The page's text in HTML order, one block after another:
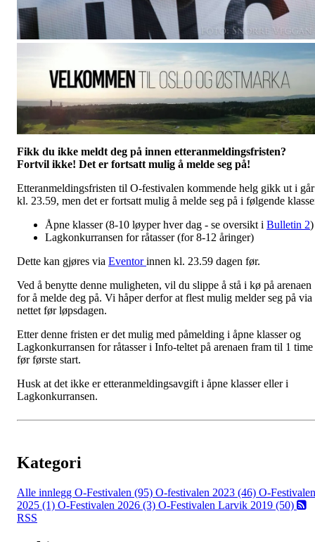
Fikk du ikke meldt deg på innen etteranmeldingsfristen?
Fortvil ikke! Det er fortsatt mulig å melde seg på!
Etteranmeldingsfristen til O-festivalen kommende helg gikk ut i går
kl. 23.59, men det er fortsatt mulig å melde seg på i følgende
Åpne klasser (8-10 løyper hver dag - se oversikt i Bulletin 2)
Lagkonkurransen for råtasser (for 8-12 åringer)
Dette kan gjøres via Eventorinnen kl. 23.59 dagen før.
Ved å benytte denne muligheten, vil du slippe å stå i kø på arenaen
for å melde deg på. Vi håper derfor at flest mulig melder seg på via
nettet før løpsdagen.
Etter denne fristen er det mulig med påmelding i åpne klasser og
Lagkonkurransen for råtasser i Info-teltet på arenaen fram til 1 time
før første start.
Husk at det ikke er etteranmeldingsavgift i åpne klasser eller i
Lagkonkurransen.
Kategori
Alle innlegg O-Festivalen (95) O-festivalen 2023 (46) O-Festivalen
2025 (1) O-Festivalen 2026 (3) O-Festivalen Larvik 2019 (50)
RSS